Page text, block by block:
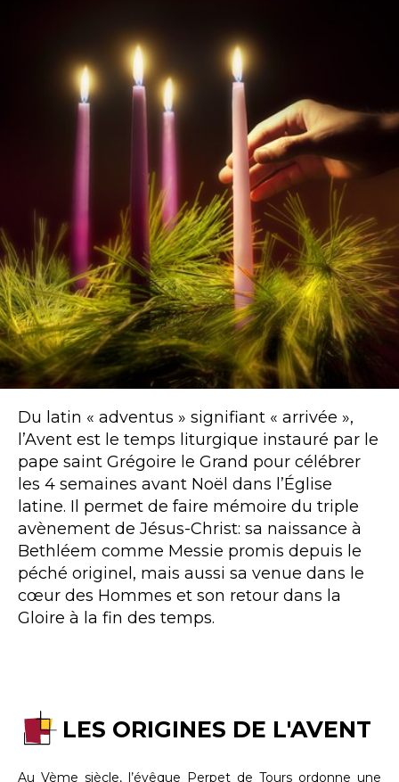
Du latin « adventus » signifiant « arrivée »,
l’Avent est le temps liturgique instauré par le
pape saint Grégoire le Grand pour célébrer
les 4 semaines avant Noël dans l’Église
latine. Il permet de faire mémoire du triple
avènement de Jésus-Christ: sa naissance à
Bethléem comme Messie promis depuis le
péché originel, mais aussi sa venue dans le
cœur des Hommes et son retour dans la
Gloire à la fin des temps.
LES ORIGINES DE L'AVENT
Au Vème siècle, l’évêque Perpet de Tours ordonne une